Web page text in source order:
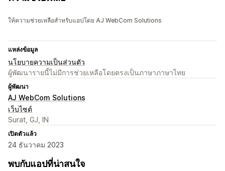
ให้ความช่วยเหลือสำหรับแอปโดย AJ WebCom Solutions
แหล่งข้อมูล
นโยบายความเป็นส่วนตัว
ผู้พัฒนารายนี้ไม่มีการช่วยเหลือโดยตรงเป็นภาษาภาษาไทย
ผู้พัฒนา
AJ WebCom Solutions
เว็บไซต์
Surat, GJ, IN
เปิดตัวแล้ว
24 ธันวาคม 2023
พบกับแอปที่น่าสนใจ